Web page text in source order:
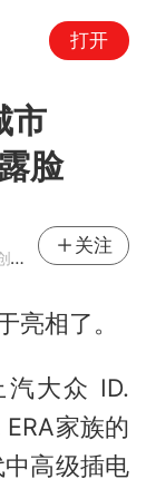
打开
市
脸
关注
亮相了。
大众 ID.
家族的
高级插电